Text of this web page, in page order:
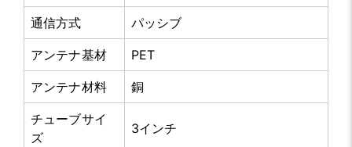
通信方式 パッシブ
アンテナ基材 PET
アンテナ材料 銅
チューブサイ
ズ
3インチ